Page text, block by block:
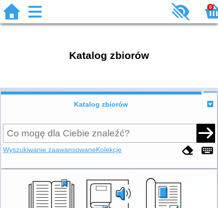
0
Katalog zbiorów
Katalog zbiorów
Wyszukiwanie zaawansowaneKolekcje